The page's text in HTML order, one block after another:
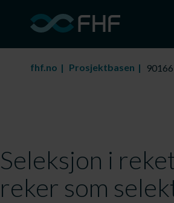
fhf.no Prosjektbasen
Seleksjon i
reker som